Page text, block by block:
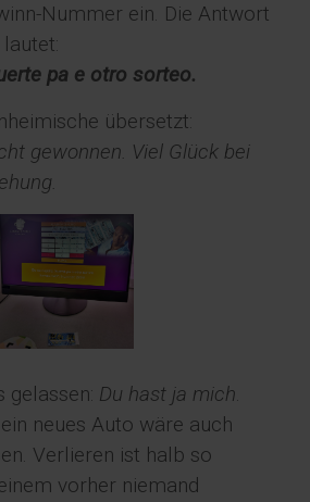
Nummer ein. Die Antwort
pa e otro sorteo.
übersetzt:
gewonnen. Viel Glück bei
gelassen: Du hast ja mich.
neues Auto wäre auch
Verlieren ist halb so
vorher niemand